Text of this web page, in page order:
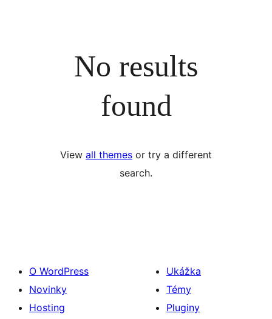
No results
found
View all themes or try a different
search.
O WordPress
Novinky
Hosting
Ukážka
Témy
Pluginy